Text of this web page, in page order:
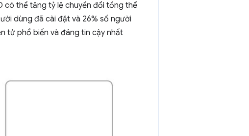
có thể tăng tỷ lệ chuyển đổi tổng thể
dùng đã cài đặt và 26% số người
tử phổ biến và đáng tin cậy nhất